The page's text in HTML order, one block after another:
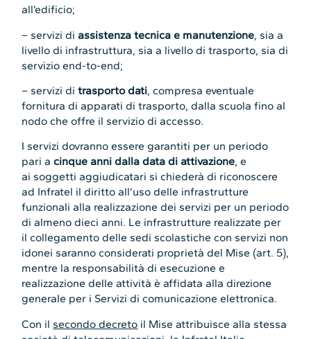
all’edificio;
– servizi diassistenza tecnica e manutenzione, sia a
livello di infrastruttura, sia a livello di trasporto, sia di
servizio end-to-end;
– servizi ditrasporto dati, compresa eventuale
fornitura di apparati di trasporto, dalla scuola fino al
nodo che offre il servizio di accesso.
I servizi dovranno essere garantiti per un periodo
pari acinque anni dalla data di attivazione, e
ai soggetti aggiudicatari si chiederà di riconoscere
ad Infratel il diritto all’uso delle infrastrutture
funzionali alla realizzazione dei servizi per un periodo
di almeno dieci anni. Le infrastrutture realizzate per
il collegamento delle sedi scolastiche con servizi non
idonei saranno considerati proprietà del Mise (art. 5),
mentre la responsabilità di esecuzione e
realizzazione delle attività è affidata alla direzione
generale per i Servizi di comunicazione elettronica.
Con il secondo decreto il Mise attribuisce alla stessa